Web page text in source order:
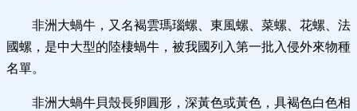
非洲大蝸牛，又名褐雲瑪瑙螺、東風螺、菜螺、花螺、法
國螺，是中大型的陸棲蝸牛，被我國列入第一批入侵外來物種
名單。
非洲大蝸牛貝殼長卵圓形，深黃色或黃色，具褐色白色相